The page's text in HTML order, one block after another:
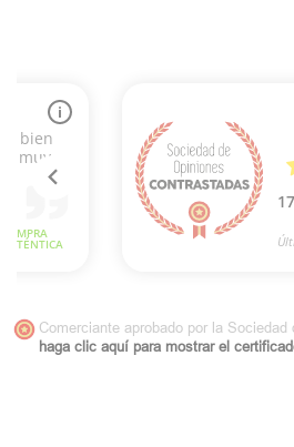
Comerciante aprobado por la Sociedad
haga clic aquí para mostrar el